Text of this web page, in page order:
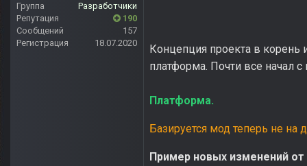
Группа
Разработчики
Репутация
190
Сообщений
157
Регистрация
18.07.2020
Концепция проекта в корень
платформа. Почти все начал с
Платформа.
Базируется мод теперь не
Пример новых изменений от